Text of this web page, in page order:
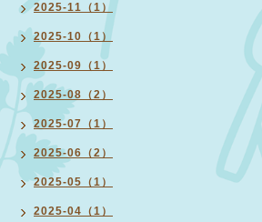
2025-11（1）
2025-10（1）
2025-09（1）
2025-08（2）
2025-07（1）
2025-06（2）
2025-05（1）
2025-04（1）